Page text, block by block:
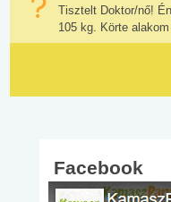
Tisztelt Doktor/nő!
105 kg. Körte
Facebook